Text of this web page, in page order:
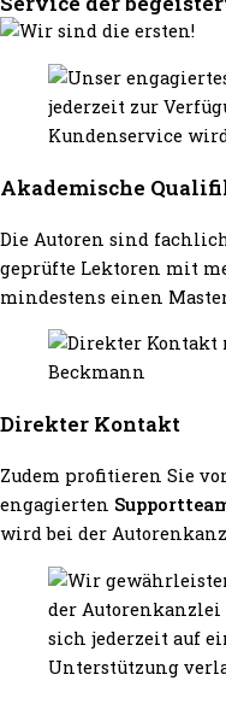
Akademische
Die Autoren sind
geprüfte Lektoren mit
mindestens einen
Direkter Kontakt
Zudem profitieren Sie
engagierten
wird bei der